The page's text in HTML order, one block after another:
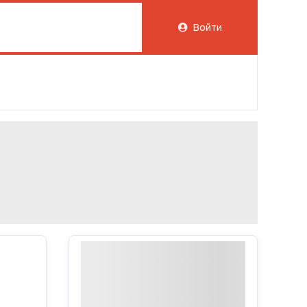
Войти